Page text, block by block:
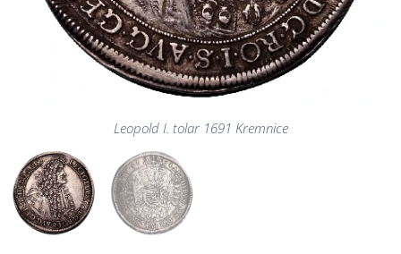
Leopold I. tolar 1691 Kremnice